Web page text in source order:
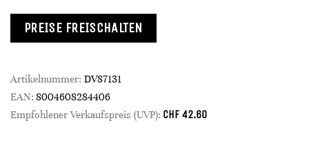
PREISE FREISCHALTEN
Artikelnummer: DV87131
EAN: 8004608284406
Empfohlener Verkaufspreis (UVP): CHF 42.60